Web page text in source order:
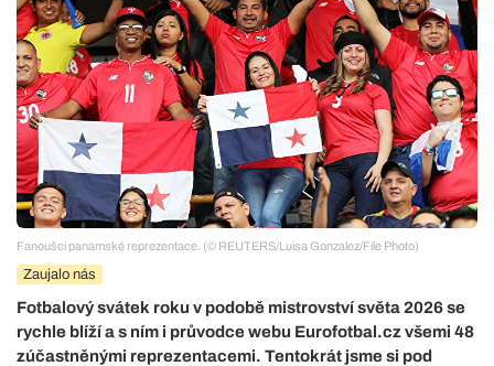
Fanoušci panamské reprezentace. (© REUTERS/Luisa Gonzalez/File Photo)
Zaujalo nás
Fotbalový svátek roku v podobě mistrovství světa 2026 se
rychle blíží a s ním i průvodce webu Eurofotbal.cz všemi 48
zúčastněnými reprezentacemi. Tentokrát jsme si pod